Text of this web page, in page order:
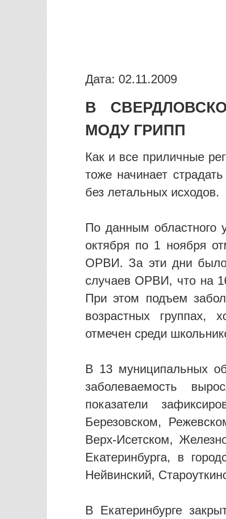
Дата: 02.11.2009
В
МОДУ ГРИПП
Как и все приличные
тоже начинает
без летальных исходов.
По данным областного
октября по 1 ноября
ОРВИ. За эти дни было
случаев ОРВИ, что на
При этом подъем
возрастных группах,
отмечен среди
В 13 муниципальных
заболеваемость
показатели
Березовском,
Верх-Исетском,
Екатеринбурга, в
Нейвинский,
В Екатеринбурге